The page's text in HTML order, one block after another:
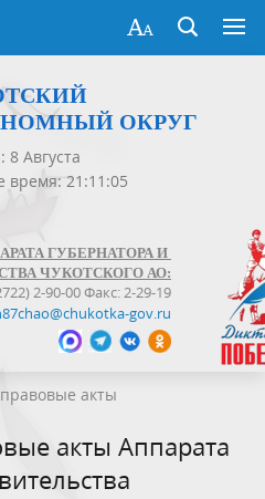
ОКРУГ
8 Августа
время: 21:11:05
ГУБЕРНАТОРА И
ЧУКОТСКОГО АО:
2-90-00 Факс: 2-29-19
gov.ru
акты
акты Аппарата